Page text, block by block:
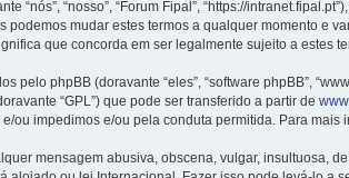
“nós”, “nosso”, “Forum Fipal”, “https://
podemos mudar estes termos a qualquer momento e
que concorda em ser legalmente sujeito a estes
pelo phpBB (doravante “eles”, “software phpBB”,
“GPL”) que pode ser transferido a partir de
ou impedimos e/ou pela conduta permitida. Para mais
mensagem abusiva, obscena, vulgar, insultuosa,